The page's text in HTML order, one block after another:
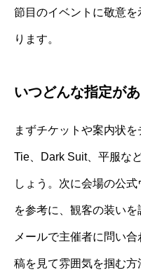
節目のイベントに敬意
ります。
いつどんな指定が
まずチケットや案内状
Tie、Dark Suit、平服な
しょう。次に会場の公
を参考に、観客の装いを
メールで主催者に問い
稿を見て雰囲気を掴む